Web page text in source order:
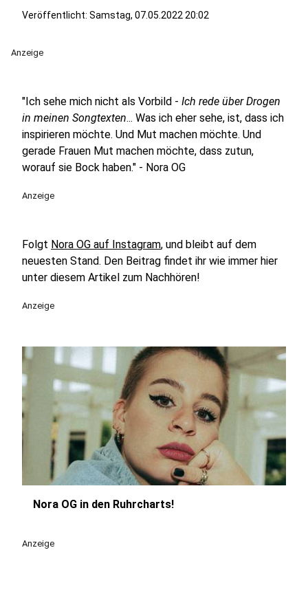
Veröffentlicht: Samstag, 07.05.2022 20:02
Anzeige
"Ich sehe mich nicht als Vorbild - Ich rede über Drogen
in meinen Songtexten... Was ich eher sehe, ist, dass ich
inspirieren möchte. Und Mut machen möchte. Und
gerade Frauen Mut machen möchte, dass zutun,
worauf sie Bock haben." - Nora OG
Anzeige
Folgt Nora OG auf Instagram, und bleibt auf dem
neuesten Stand. Den Beitrag findet ihr wie immer hier
unter diesem Artikel zum Nachhören!
Anzeige
Nora OG in den Ruhrcharts!
Anzeige